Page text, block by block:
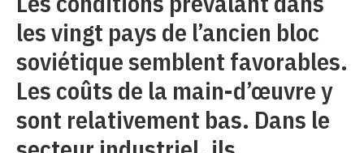
les vingt pays de l’ancien bloc
soviétique semblent favorables.
Les coûts de la main-d’œuvre y
sont relativement bas. Dans le